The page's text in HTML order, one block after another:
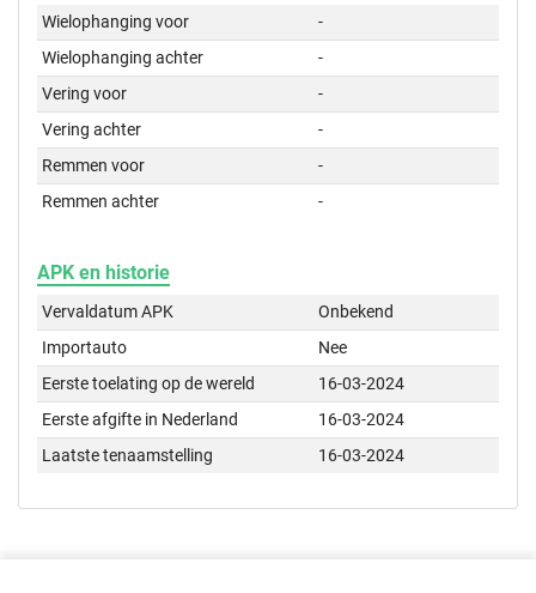
Wielophanging voor
-
Wielophanging achter
-
Vering voor
-
Vering achter
-
Remmen voor
-
Remmen achter
-
APK en historie
Vervaldatum APK
Onbekend
Importauto
Nee
Eerste toelating op de wereld
16-03-2024
Eerste afgifte in Nederland
16-03-2024
Laatste tenaamstelling
16-03-2024